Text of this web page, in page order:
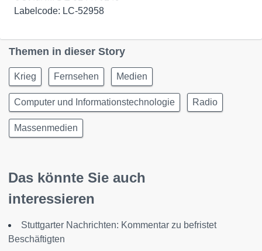
Labelcode: LC-52958
Themen in dieser Story
Krieg Fernsehen Medien
Computer und Informationstechnologie Radio
Massenmedien
Das könnte Sie auch
interessieren
Stuttgarter Nachrichten: Kommentar zu befristet
Beschäftigten